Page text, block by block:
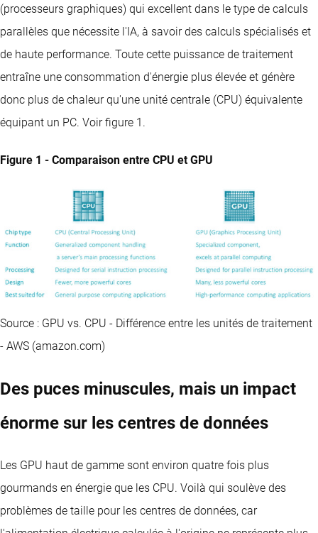
(processeurs graphiques) qui excellent dans le type de calculs
parallèles que nécessite l'IA, à savoir des calculs spécialisés et
de haute performance. Toute cette puissance de traitement
entraîne une consommation d'énergie plus élevée et génère
donc plus de chaleur qu'une unité centrale (CPU) équivalente
équipant un PC. Voir figure 1.
Figure 1 - Comparaison entre CPU et GPU
Source : GPU vs. CPU - Différence entre les unités de traitement
- AWS (amazon.com)
Des puces minuscules, mais un impact
énorme sur les centres de données
Les GPU haut de gamme sont environ quatre fois plus
gourmands en énergie que les CPU. Voilà qui soulève des
problèmes de taille pour les centres de données, car